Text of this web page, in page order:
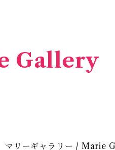
Gallery
マリーギャラリー / Marie